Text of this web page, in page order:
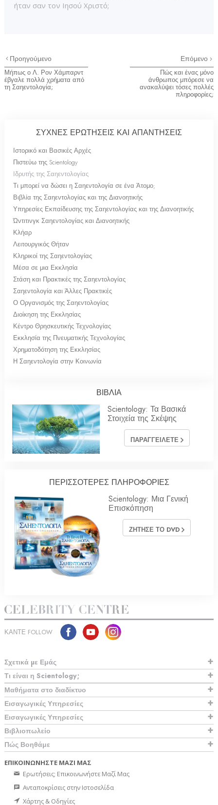
ήταν σαν τον Ιησού Χριστό;
Προηγούμενο
Μήπως ο Λ. Ρον Χάμπαρντ
έβγαλε πολλά χρήματα από
τη Σαηεντολογία;
Επόμενο
Πώς και ένας μόνο
άνθρωπος μπόρεσε να
ανακαλύψει τόσες πολλές
πληροφορίες;
ΣΥΧΝΕΣ ΕΡΩΤΗΣΕΙΣ ΚΑΙ ΑΠΑΝΤΗΣΕΙΣ
Ιστορικό και Βασικές Αρχές
Πιστεύω της Scientology
Ιδρυτής της Σαηεντολογίας
Τι μπορεί να δώσει η Σαηεντολογία σε ένα Άτομο;
Βιβλία της Σαηεντολογίας και της Διανοητικής
Υπηρεσίες Εκπαίδευσης της Σαηεντολογίας και της Διανοητικής
Ώντιτινγκ Σαηεντολογίας και Διανοητικής
Κλήαρ
Λειτουργικός Θήταν
Κληρικοί της Σαηεντολογίας
Μέσα σε μια Εκκλησία
Στάση και Πρακτικές της Σαηεντολογίας
Σαηεντολογία και Άλλες Πρακτικές
Ο Οργανισμός της Σαηεντολογίας
Διοίκηση της Εκκλησίας
Κέντρο Θρησκευτικής Τεχνολογίας
Εκκλησία της Πνευματικής Τεχνολογίας
Χρηματοδότηση της Εκκλησίας
Η Σαηεντολογία στην Κοινωνία
ΒΙΒΛΙΑ
Scientology: Τα Βασικά
Στοιχεία της Σκέψης
ΠΑΡΑΓΓΕΙΛΕΤΕ
ΠΕΡΙΣΣΟΤΕΡΕΣ ΠΛΗΡΟΦΟΡΙΕΣ
Scientology: Μια Γενική
Επισκόπηση
ΖΗΤΗΣΕ ΤΟ DVD
ΚΑΝΤΕ FOLLOW
Σχετικά µε Εμάς
Τι είναι η Scientology;
Μαθήματα στο διαδίκτυο
Εισαγωγικές Υπηρεσίες
Εισαγωγικές Υπηρεσίες
Βιβλιοπωλείο
Πώς Βοηθάμε
ΕΠΙΚΟΙΝΩΝΗΣΤΕ ΜΑΖΙ ΜΑΣ
Ερωτήσεις; Επικοινωνήστε Μαζί Μας
Ανταποκρίσεις στην Ιστοσελίδα
Χάρτης & Οδηγίες